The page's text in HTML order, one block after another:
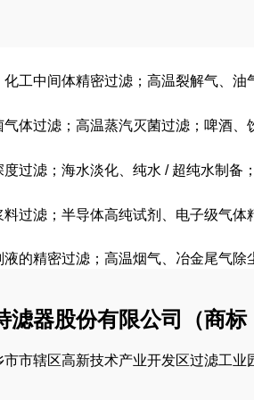
工中间体精密过滤；高温裂解气、
体过滤；高温蒸汽灭菌过滤；啤酒
过滤；海水淡化、纯水 / 超纯水制
过滤；半导体高纯试剂、电子级气
的精密过滤；高温烟气、冶金尾气
滤器股份有限公司（商
市辖区高新技术产业开发区过滤工业